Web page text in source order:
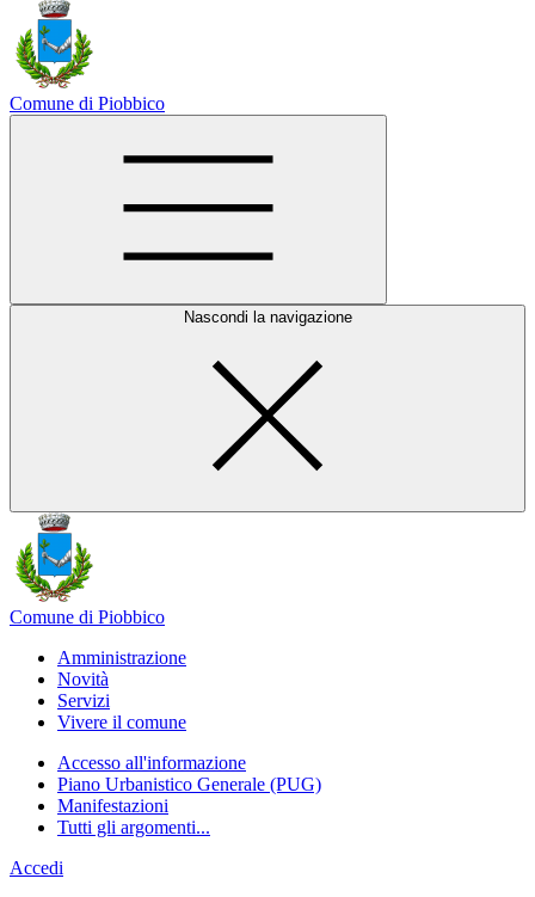
Comune di Piobbico
Nascondi la navigazione
Comune di Piobbico
Amministrazione
Novità
Servizi
Vivere il comune
Accesso all'informazione
Piano Urbanistico Generale (PUG)
Manifestazioni
Tutti gli argomenti...
Accedi